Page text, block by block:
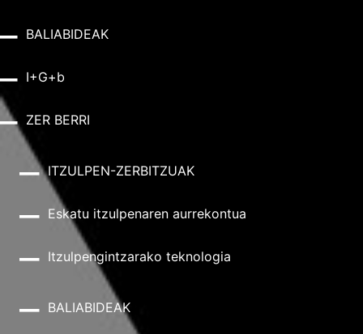
BALIABIDEAK
I+G+b
ZER BERRI
ITZULPEN-ZERBITZUAK
Eskatu itzulpenaren aurrekontua
Itzulpengintzarako teknologia
BALIABIDEAK